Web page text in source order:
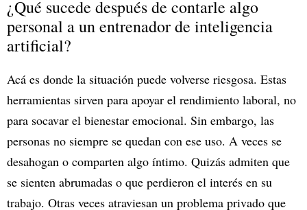
¿Qué sucede después de contarle algo
personal a un entrenador de inteligencia
artificial?
Acá es donde la situación puede volverse riesgosa. Estas
herramientas sirven para apoyar el rendimiento laboral, no
para socavar el bienestar emocional. Sin embargo, las
personas no siempre se quedan con ese uso. A veces se
desahogan o comparten algo íntimo. Quizás admiten que
se sienten abrumadas o que perdieron el interés en su
trabajo. Otras veces atraviesan un problema privado que